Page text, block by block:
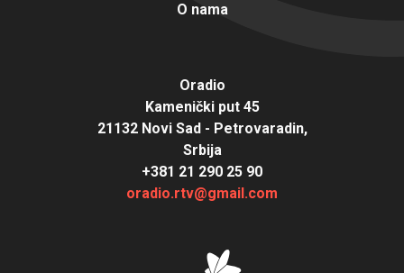
O nama
Oradio
Kamenički put 45
21132 Novi Sad - Petrovaradin,
Srbija
+381 21 290 25 90
oradio.rtv@gmail.com